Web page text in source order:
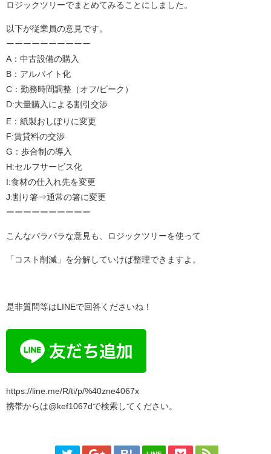
ロジックツリーでまとめてみることにしました。
以下が従業員の意見です。
ーーーーーーーーーー
A：中古設備の購入
B：アルバイト化
C：勤務時間調整（オフ/ピーク）
D:大量購入による割引交渉
E：紙製おしぼりに変更
F:賃貸料の交渉
G：歩合制の導入
H:セルフサービス化
I:食材の仕入れ先を変更
J:割り箸⇒通常の箸に変更
ーーーーーーーーーー
こんなバラバラな意見も、ロジックツリーを使って
「コスト削減」を分解していけば整理できますよ。
是非質問等はLINEで回答くださいね！
https://line.me/R/ti/p/%40zne4067x
携帯からは@kef1067dで検索してください。